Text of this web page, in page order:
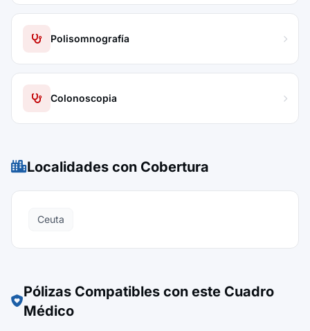
Polisomnografía
Colonoscopia
Localidades con Cobertura
Ceuta
Pólizas Compatibles con este Cuadro
Médico